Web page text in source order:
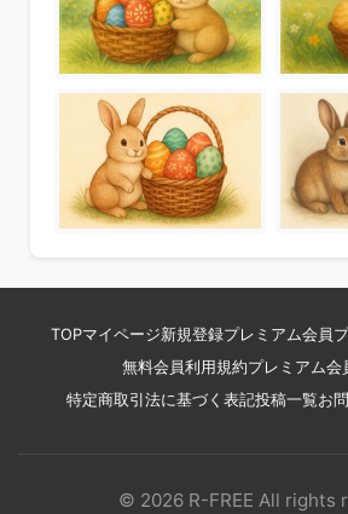
TOPマイページ新規登録プレミアム会員
無料会員利用規約プレミアム会
特定商取引法に基づく表記投稿一覧お
© 2026 R-FREE All rights